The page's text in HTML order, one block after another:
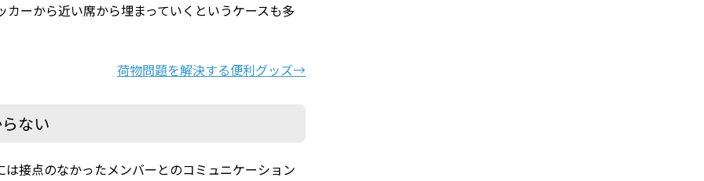
ーから近い席から埋まっていくというケースも多
荷物問題を解決する便利グッズ→
ない
接点のなかったメンバーとのコミュニケーション